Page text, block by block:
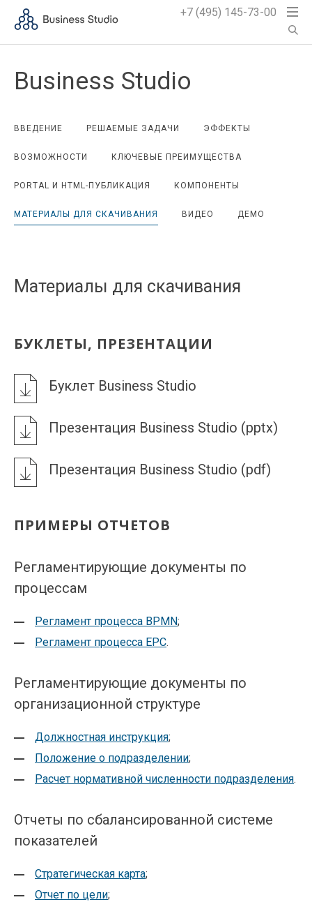
+7 (495) 145-73-00
Business Studio
ВВЕДЕНИЕ РЕШАЕМЫЕ ЗАДАЧИ ЭФФЕКТЫ
ВОЗМОЖНОСТИ КЛЮЧЕВЫЕ ПРЕИМУЩЕСТВА
PORTAL И HTML-ПУБЛИКАЦИЯ КОМПОНЕНТЫ
МАТЕРИАЛЫ ДЛЯ СКАЧИВАНИЯ ВИДЕО ДЕМО
Материалы для скачивания
БУКЛЕТЫ, ПРЕЗЕНТАЦИИ
Буклет Business Studio
Презентация Business Studio (pptx)
Презентация Business Studio (pdf)
ПРИМЕРЫ ОТЧЕТОВ
Регламентирующие документы по
процессам
Регламент процесса BPMN;
Регламент процесса EPC.
Регламентирующие документы по
организационной структуре
Должностная инструкция;
Положение о подразделении;
Расчет нормативной численности подразделения.
Отчеты по сбалансированной системе
показателей
Стратегическая карта;
Отчет по цели;